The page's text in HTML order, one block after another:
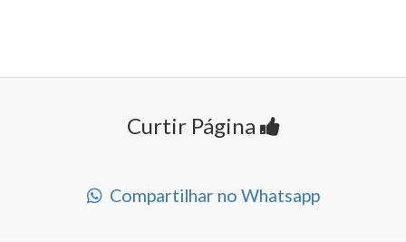
Curtir Página
Compartilhar no Whatsapp